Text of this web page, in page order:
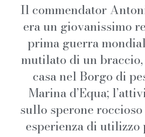
Il commendator
era un giovanissimo
prima guerra
mutilato di un
casa nel Borgo di
Marina d’Equa;
sullo sperone
esperienza di